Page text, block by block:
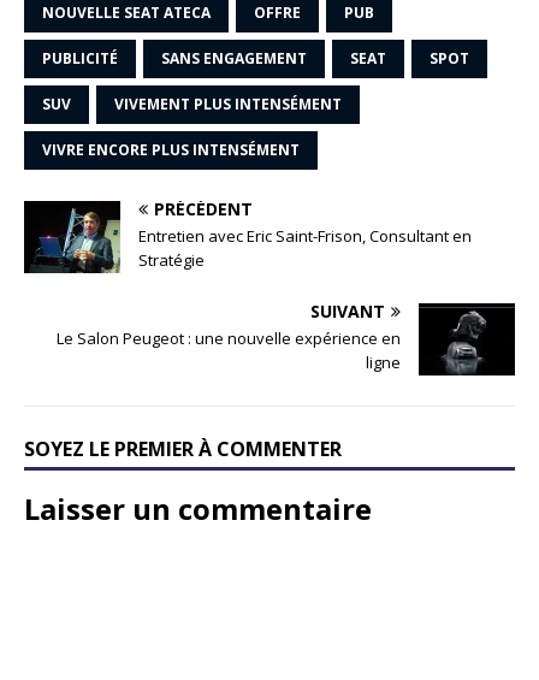
NOUVELLE SEAT ATECA OFFRE PUB
PUBLICITÉ SANS ENGAGEMENT SEAT SPOT
SUV VIVEMENT PLUS INTENSÉMENT
VIVRE ENCORE PLUS INTENSÉMENT
PRÉCÉDENT
Entretien avec Eric Saint-Frison, Consultant en
Stratégie
SUIVANT
Le Salon Peugeot : une nouvelle expérience en
ligne
SOYEZ LE PREMIER À COMMENTER
Laisser un commentaire